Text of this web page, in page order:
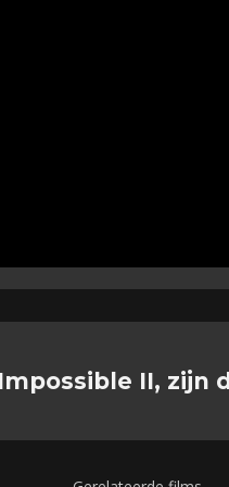
II, zijn